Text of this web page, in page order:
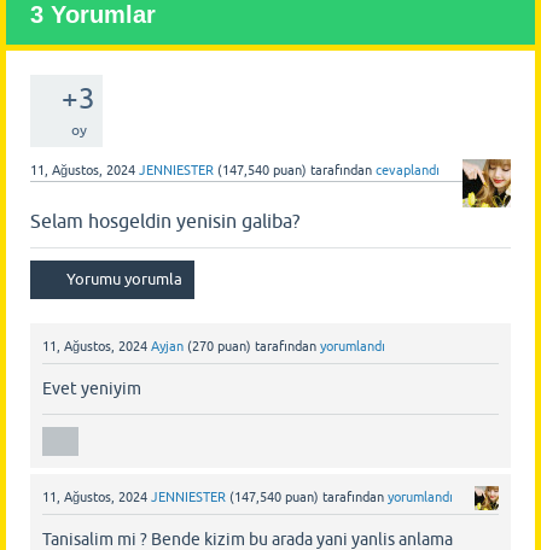
3 Yorumlar
+3
oy
11, Ağustos, 2024 JENNIESTER (147,540 puan) tarafından cevaplandı
Selam hosgeldin yenisin galiba?
11, Ağustos, 2024 Ayjan (270 puan) tarafından yorumlandı
Evet yeniyim
11, Ağustos, 2024 JENNIESTER (147,540 puan) tarafından yorumlandı
Tanisalim mi ? Bende kizim bu arada yani yanlis anlama